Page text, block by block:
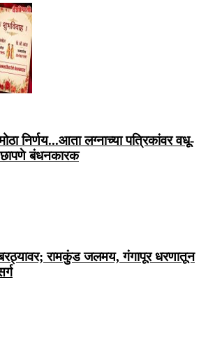
निर्णय...आता लग्नाच्या पत्रिकांवर वधू-
छापणे बंधनकारक
रामकुंड जलमय, गंगापूर धरणातून